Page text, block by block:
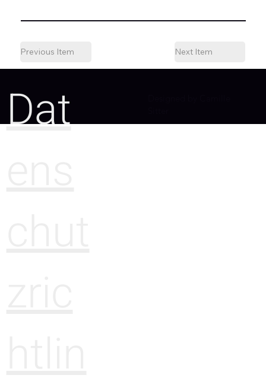
Previous Item Next Item
Dat